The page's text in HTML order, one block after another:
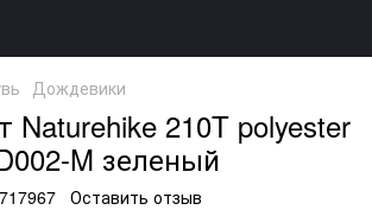
Дождевики
Naturehike 210T polyester
M зеленый
Оставить отзыв